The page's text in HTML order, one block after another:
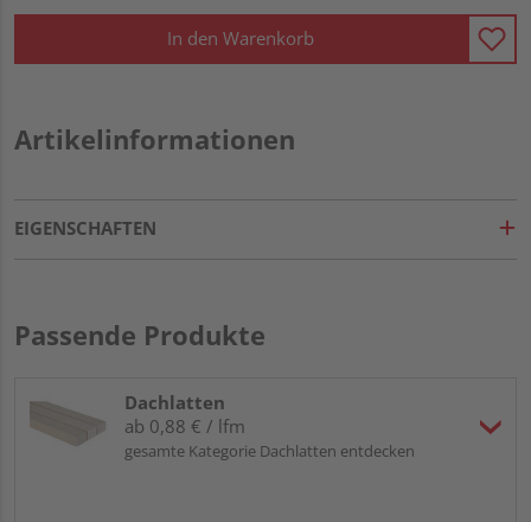
In den Warenkorb
Artikelinformationen
EIGENSCHAFTEN
Passende Produkte
Dachlatten
ab 0,88 € / lfm
gesamte Kategorie Dachlatten entdecken